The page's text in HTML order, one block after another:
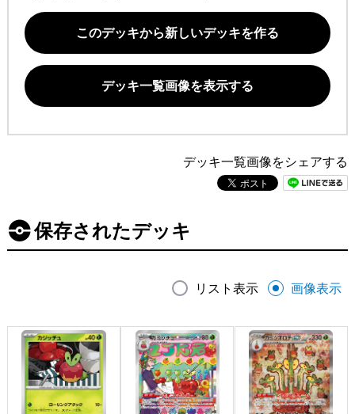
このデッキから新しいデッキを作る
デッキ一覧画像を表示する
デッキ一覧画像をシェアする
保存されたデッキ
リスト表示 画像表示